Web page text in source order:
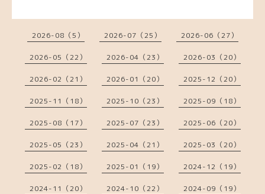
2026-08（5） 2026-07（25） 2026-06（27）
2026-05（22） 2026-04（23） 2026-03（20）
2026-02（21） 2026-01（20） 2025-12（20）
2025-11（18） 2025-10（23） 2025-09（18）
2025-08（17） 2025-07（23） 2025-06（20）
2025-05（23） 2025-04（21） 2025-03（20）
2025-02（18） 2025-01（19） 2024-12（19）
2024-11（20） 2024-10（22） 2024-09（19）